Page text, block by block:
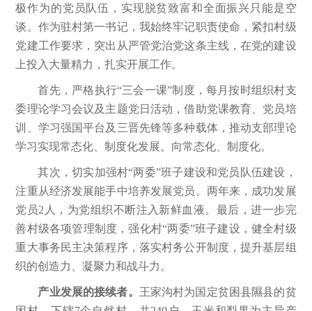
极作为的党员队伍，实现脱贫致富和全面振兴只能是空
谈。作为驻村第一书记，我始终牢记职责使命，紧扣村级
党建工作要求，突出从严管党治党这条主线，在党的建设
上投入大量精力，扎实开展工作。
首先，严格执行“三会一课”制度，每月按时组织村支
委理论学习会议及主题党日活动，借助党课教育、党员培
训、学习强国平台及三晋先锋等多种载体，推动支部理论
学习实现常态化、制度化发展。向常态化、制度化。
其次，切实加强村“两委”班子建设和党员队伍建设，
注重从经济发展能手中培养发展党员。两年来，成功发展
党员2人，为党组织不断注入新鲜血液。最后，进一步完
善村级各项管理制度，强化村“两委”班子建设，健全村级
重大事务民主决策程序，落实村务公开制度，提升基层组
织的创造力、凝聚力和战斗力。
产业发展的接续者。 王家沟村为国定贫困县隰县的贫